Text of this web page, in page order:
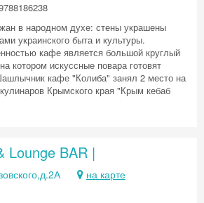
в народном духе: стены украшены
украинского быта и культуры.
кафе является большой круглый
котором искуссные повара готовят
кафе "Колиба" занял 2 место на
Крымского края "Крым кебаб
Lounge BAR |
на карте
−5%
Оставь почту и получи
на первое бронирование!